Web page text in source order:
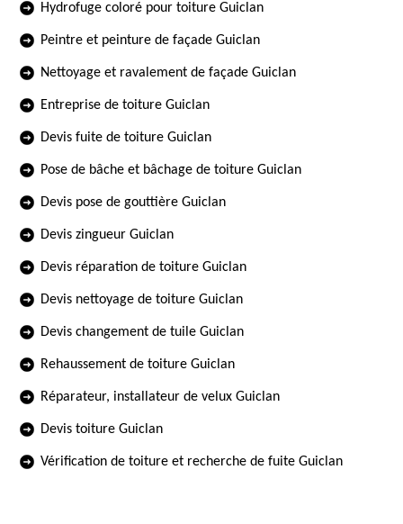
Hydrofuge coloré pour toiture Guiclan
Peintre et peinture de façade Guiclan
Nettoyage et ravalement de façade Guiclan
Entreprise de toiture Guiclan
Devis fuite de toiture Guiclan
Pose de bâche et bâchage de toiture Guiclan
Devis pose de gouttière Guiclan
Devis zingueur Guiclan
Devis réparation de toiture Guiclan
Devis nettoyage de toiture Guiclan
Devis changement de tuile Guiclan
Rehaussement de toiture Guiclan
Réparateur, installateur de velux Guiclan
Devis toiture Guiclan
Vérification de toiture et recherche de fuite Guiclan